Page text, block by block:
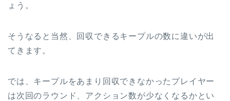
ょう。
そうなると当然、回収できるキープルの数に違いが出
てきます。
では、キープルをあまり回収できなかったプレイヤー
は次回のラウンド、アクション数が少なくなるかとい